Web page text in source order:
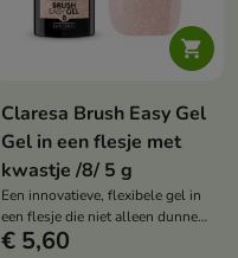

Claresa Brush Easy Gel
Gel in een flesje met
kwastje /8/ 5 g
Een innovatieve, flexibele gel in
een flesje die niet alleen dunne,
verzwakte nagels verhardt en
€ 5,60